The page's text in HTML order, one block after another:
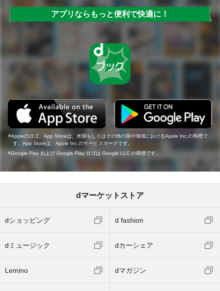
アプリならもっと便利で快適に！
Appleのロゴ、App Storeは、米国もしくはその他の国や地域におけるApple Inc.の商標で
す。App Storeは、Apple Inc.のサービスマークです。
Google Play および Google Play ロゴは Google LLC の商標です。
dマーケットストア
dショッピング d fashion
dミュージック dカーシェア
Lemino dマガジン